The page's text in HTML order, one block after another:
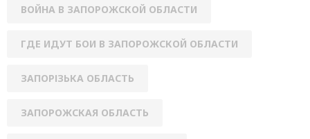
ВОЙНА В ЗАПОРОЖСКОЙ ОБЛАСТИ
ГДЕ ИДУТ БОИ В ЗАПОРОЖСКОЙ ОБЛАСТИ
ЗАПОРІЗЬКА ОБЛАСТЬ
ЗАПОРОЖСКАЯ ОБЛАСТЬ